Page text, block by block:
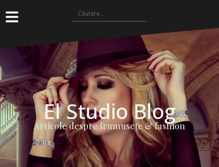
El Studio Blog
Articole despre frumuseţe & fashion